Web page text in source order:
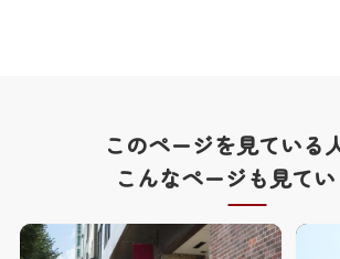
このページを見ている
こんなページも見て